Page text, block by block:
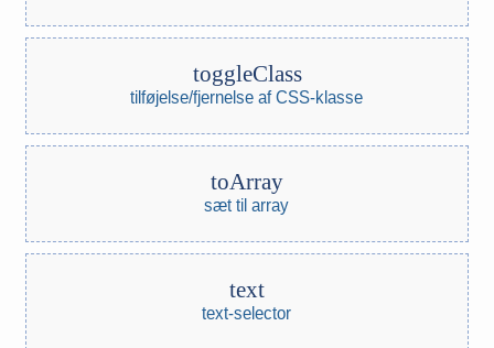
toggleClass
tilføjelse/fjernelse af CSS-klasse
toArray
sæt til array
text
text-selector